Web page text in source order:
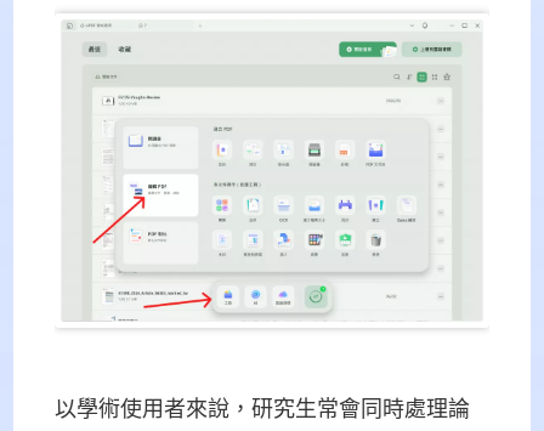
以學術使用者來說，研究生常會同時處理論